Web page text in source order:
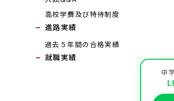
高校学費及び特待制度
進路実績
過去５年間の合格実績
就職実績
中